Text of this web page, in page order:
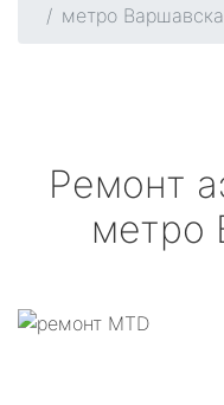
метро
Ремонт
метро